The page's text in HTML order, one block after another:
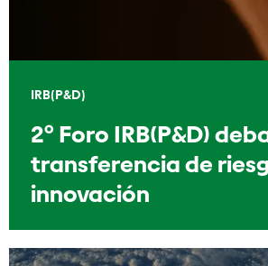
IRB(P&D)
2º Foro IRB(P&D)
transferencia de
innovación